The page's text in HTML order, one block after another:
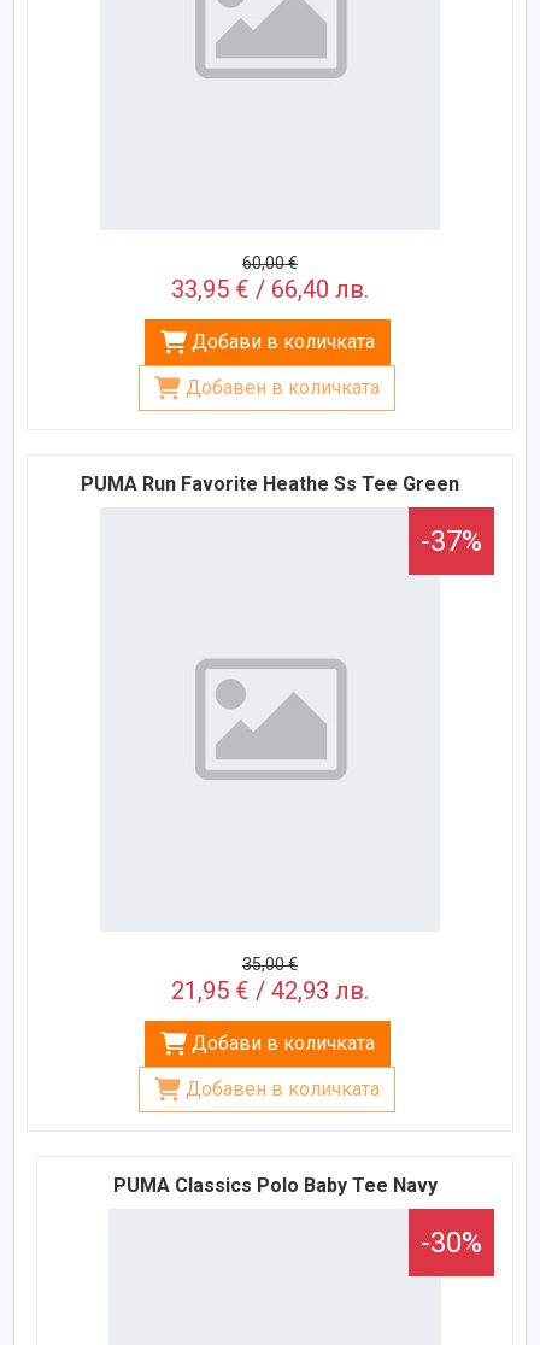
60,00 €
33,95 € / 66,40 лв.
Добави в количката
Добавен в количката
PUMA Run Favorite Heathe Ss Tee Green
-37%
35,00 €
21,95 € / 42,93 лв.
Добави в количката
Добавен в количката
PUMA Classics Polo Baby Tee Navy
-30%